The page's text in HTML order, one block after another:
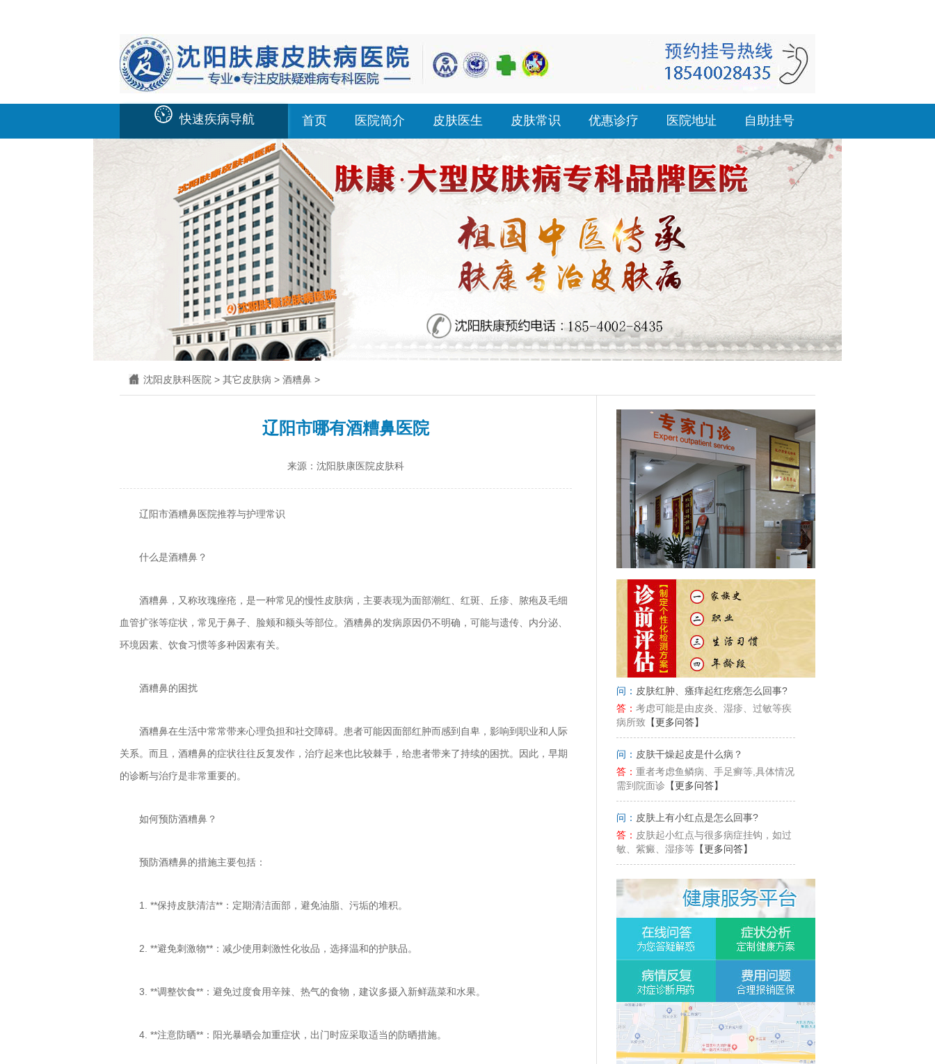
快速疾病导航 首页 医院简介 皮肤医生 皮肤常识 优惠诊疗 医院地址 自助挂号
沈阳皮肤科医院 > 其它皮肤病 > 酒糟鼻 >
辽阳市哪有酒糟鼻医院
来源：沈阳肤康医院皮肤科
辽阳市酒糟鼻医院推荐与护理常识
什么是酒糟鼻？
酒糟鼻，又称玫瑰痤疮，是一种常见的慢性皮肤病，主要表现为面部潮红、红斑、丘疹、脓疱及毛细
血管扩张等症状，常见于鼻子、脸颊和额头等部位。酒糟鼻的发病原因仍不明确，可能与遗传、内分泌、
环境因素、饮食习惯等多种因素有关。
酒糟鼻的困扰
酒糟鼻在生活中常常带来心理负担和社交障碍。患者可能因面部红肿而感到自卑，影响到职业和人际
关系。而且，酒糟鼻的症状往往反复发作，治疗起来也比较棘手，给患者带来了持续的困扰。因此，早期
的诊断与治疗是非常重要的。
如何预防酒糟鼻？
预防酒糟鼻的措施主要包括：
1. **保持皮肤清洁**：定期清洁面部，避免油脂、污垢的堆积。
2. **避免刺激物**：减少使用刺激性化妆品，选择温和的护肤品。
3. **调整饮食**：避免过度食用辛辣、热气的食物，建议多摄入新鲜蔬菜和水果。
4. **注意防晒**：阳光暴晒会加重症状，出门时应采取适当的防晒措施。
问： 皮肤红肿、瘙痒起红疙瘩怎么回事?
答： 考虑可能是由皮炎、湿疹、过敏等疾
病所致 【更多问答】
问： 皮肤干燥起皮是什么病？
答： 重者考虑鱼鳞病、手足癣等,具体情况
需到院面诊 【更多问答】
问： 皮肤上有小红点是怎么回事?
答： 皮肤起小红点与很多病症挂钩，如过
敏、紫癜、湿疹等 【更多问答】